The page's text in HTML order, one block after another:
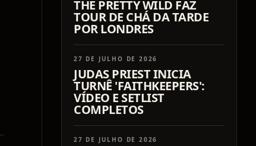
THE PRETTY WILD FAZ
TOUR DE CHÁ DA TARDE
POR LONDRES
27 DE JULHO DE 2026
JUDAS PRIEST INICIA
TURNÊ 'FAITHKEEPERS':
VÍDEO E SETLIST
COMPLETOS
27 DE JULHO DE 2026